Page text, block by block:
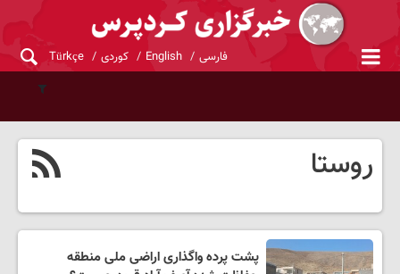
فارسی English کوردی Türkçe
روستا
پشت پرده واگذاری اراضی ملی منطقه